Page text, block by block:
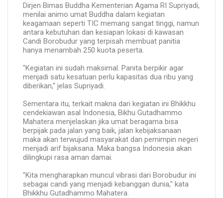
Dirjen Bimas Buddha Kementerian Agama RI Supriyadi,
menilai animo umat Buddha dalam kegiatan
keagamaan seperti TIC memang sangat tinggi, namun
antara kebutuhan dan kesiapan lokasi di kawasan
Candi Borobudur yang terpisah membuat panitia
hanya menambah 250 kuota peserta.
"Kegiatan ini sudah maksimal. Panita berpikir agar
menjadi satu kesatuan perlu kapasitas dua ribu yang
diberikan," jelas Supriyadi.
Sementara itu, terkait makna dari kegiatan ini Bhikkhu
cendekiawan asal Indonesia, Bikhu Gutadhammo
Mahatera menjelaskan jika umat beragama bisa
berpijak pada jalan yang baik, jalan kebijaksanaan
maka akan terwujud masyarakat dan pemimpin negeri
menjadi arif bijaksana. Maka bangsa Indonesia akan
dilingkupi rasa aman damai.
"Kita mengharapkan muncul vibrasi dari Borobudur ini
sebagai candi yang menjadi kebanggan dunia," kata
Bhikkhu Gutadhammo Mahatera.